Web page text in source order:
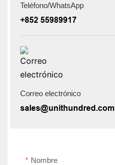
Teléfono/WhatsApp
+852 55989917
Correo electrónico
sales@unithundred.com
Nombre